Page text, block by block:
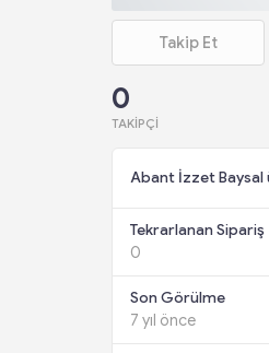
Takip Et
0
TAKIPÇI
Abant İzzet Baysal
Tekrarlanan Sipariş
0
Son Görülme
7 yıl önce